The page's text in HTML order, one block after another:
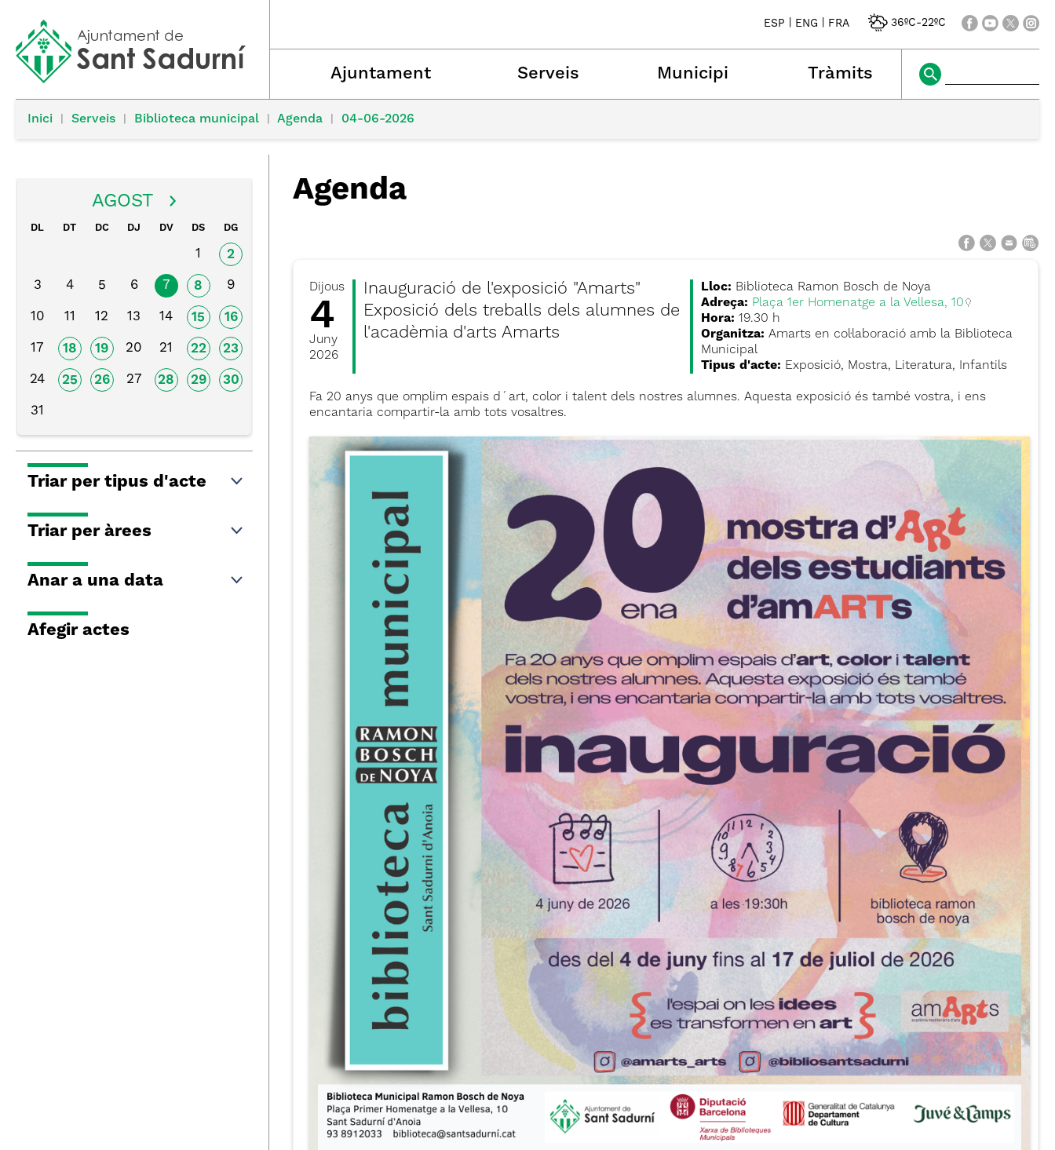
ESP ENG FRA 36ºC-22ºC
Ajuntament Serveis Municipi Tràmits
Inici Serveis Biblioteca municipal Agenda 04-06-2026
AGOST
DL DT DC DJ DV DS DG
1 2
3 4 5 6 7 8 9
10 11 12 13 14 15 16
17 18 19 20 21 22 23
24 25 26 27 28 29 30
31
Triar per tipus d'acte
Triar per àrees
Anar a una data
Afegir actes
Agenda
Dijous
4
Juny
2026
Inauguració de l'exposició "Amarts"
Exposició dels treballs dels alumnes de
l'acadèmia d'arts Amarts
Lloc: Biblioteca Ramon Bosch de Noya
Adreça: Plaça 1er Homenatge a la Vellesa, 10
Hora: 19.30 h
Organitza: Amarts en col·laboració amb la Biblioteca
Municipal
Tipus d'acte: Exposició, Mostra, Literatura, Infantils
Fa 20 anys que omplim espais d´art, color i talent dels nostres alumnes. Aquesta exposició és també vostra, i ens
encantaria compartir-la amb tots vosaltres.